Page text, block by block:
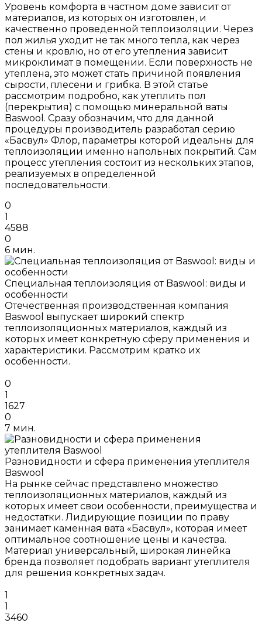
Уровень комфорта в частном доме зависит от
материалов, из которых он изготовлен, и
качественно проведенной теплоизоляции. Через
пол жилья уходит не так много тепла, как через
стены и кровлю, но от его утепления зависит
микроклимат в помещении. Если поверхность не
утеплена, это может стать причиной появления
сырости, плесени и грибка. В этой статье
рассмотрим подробно, как утеплить пол
(перекрытия) с помощью минеральной ваты
Baswool. Сразу обозначим, что для данной
процедуры производитель разработал серию
«Басвул» Флор, параметры которой идеальны для
теплоизоляции именно напольных покрытий. Сам
процесс утепления состоит из нескольких этапов,
реализуемых в определенной
последовательности.
0
1
4588
0
6 мин.
Специальная теплоизоляция от Baswool: виды и
особенности
Отечественная производственная компания
Baswool выпускает широкий спектр
теплоизоляционных материалов, каждый из
которых имеет конкретную сферу применения и
характеристики. Рассмотрим кратко их
особенности.
0
1
1627
0
7 мин.
Разновидности и сфера применения утеплителя
Baswool
На рынке сейчас представлено множество
теплоизоляционных материалов, каждый из
которых имеет свои особенности, преимущества и
недостатки. Лидирующие позиции по праву
занимает каменная вата «Басвул», которая имеет
оптимальное соотношение цены и качества.
Материал универсальный, широкая линейка
бренда позволяет подобрать вариант утеплителя
для решения конкретных задач.
1
1
3460